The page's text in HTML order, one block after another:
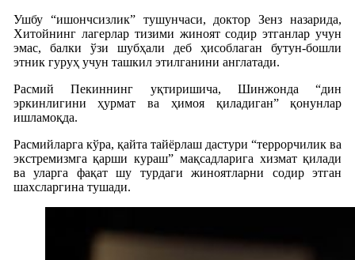
Ушбу “ишончсизлик” тушунчаси, доктор Зенз назарида,
Хитойнинг лагерлар тизими жиноят содир этганлар учун
эмас, балки ўзи шубҳали деб ҳисоблаган бутун-бошли
этник гуруҳ учун ташкил этилганини англатади.
Расмий Пекиннинг уқтиришича, Шинжонда “дин
эркинлигини ҳурмат ва ҳимоя қиладиган” қонунлар
ишламоқда.
Расмийларга кўра, қайта тайёрлаш дастури “террорчилик ва
экстремизмга қарши кураш” мақсадларига хизмат қилади
ва уларга фақат шу турдаги жиноятларни содир этган
шахсларгина тушади.